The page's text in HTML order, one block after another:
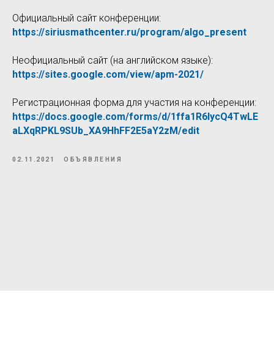
Официальный сайт конференции:
https://siriusmathcenter.ru/program/algo_present
Неофициальный сайт (на английском языке):
https://sites.google.com/view/apm-2021/
Регистрационная форма для участия на конференции:
https://docs.google.com/forms/d/1ffa1R6IycQ4TwLE
aLXqRPKL9SUb_XA9HhFF2E5aY2zM/edit
02.11.2021 ОБЪЯВЛЕНИЯ